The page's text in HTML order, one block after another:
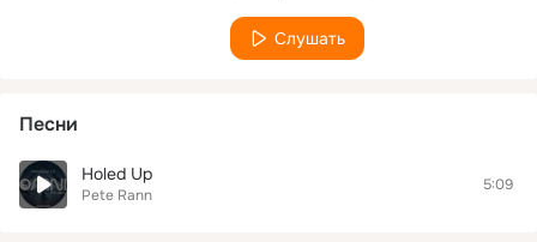
Слушать
Песни
Holed Up
Pete Rann
5:09